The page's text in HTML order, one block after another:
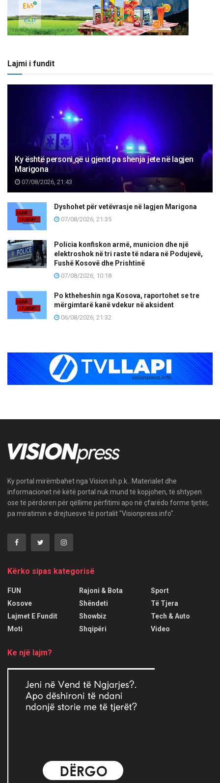
Lajmi i fundit
Ky është personi që u gjend pa shenja jete në lagjen
Marigona
07/08/2026, 21:43
Dyshohet për vetëvrasje në lagjen Marigona
07/08/2026, 21:35
Policia konfiskon armë, municion dhe një
elektroshok në tri raste të ndara në Podujevë,
Fushë Kosovë dhe Prishtinë
07/08/2026, 10:18
Po ktheheshin nga Kosova, raportohet se tre
mërgimtarë kanë vdekur në aksident
06/08/2026, 21:32
Ky portal mirëmbahet nga Vision sh.p.k.. Materialet dhe
informacionet në këtë portal nuk mund të kopjohen, të shtypen
ose të përdoren për qëllime përfitimi apo në çfarëdo forme tjetër,
pa miratimin e drejtuesve të portalit "Visionpress.info".
Kërko sipas kategorisë
FUN
Kosove
Lajmet E Fundit
Moti
Rajoni & Bota
Shëndeti
Showbiz
Shqipëri
Sport
Të Tjera
Tech & Auto
Video
Ke një lajm?